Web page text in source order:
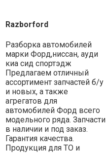
Razborford
Разборка автомобилей
марки Форд,ниссан, ауди
киа сид спортэдж
Предлагаем отличный
ассортимент запчастей б/у
и новых, а также
агрегатов для
автомобилей Форд всего
модельного ряда. Запчасти
в наличии и под заказ.
Гарантия качества.
Продукция для ТО и